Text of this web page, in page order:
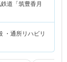
道「筑豊香月
・通所リハビリ